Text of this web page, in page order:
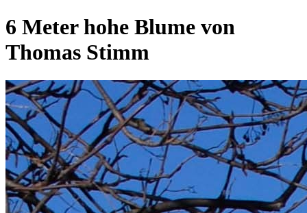
6 Meter hohe Blume von
Thomas Stimm